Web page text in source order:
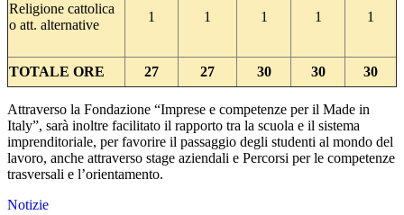
Religione cattolica
o att. alternative
1 1 1 1 1
TOTALE ORE 27 27 30 30 30
Attraverso la Fondazione “Imprese e competenze per il Made in
Italy”, sarà inoltre facilitato il rapporto tra la scuola e il sistema
imprenditoriale, per favorire il passaggio degli studenti al mondo del
lavoro, anche attraverso stage aziendali e Percorsi per le competenze
trasversali e l’orientamento.
Notizie